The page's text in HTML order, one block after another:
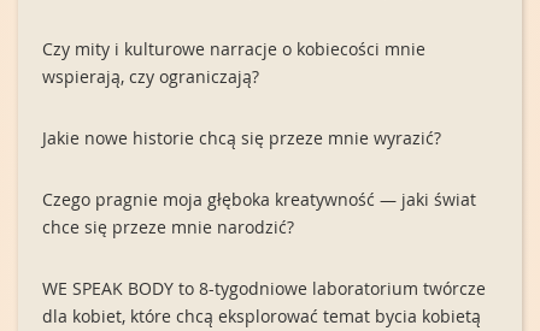
Czy mity i kulturowe narracje o kobiecości mnie
wspierają, czy ograniczają?
Jakie nowe historie chcą się przeze mnie wyrazić?
Czego pragnie moja głęboka kreatywność — jaki świat
chce się przeze mnie narodzić?
WE SPEAK BODY to 8-tygodniowe laboratorium twórcze
dla kobiet, które chcą eksplorować temat bycia kobietą